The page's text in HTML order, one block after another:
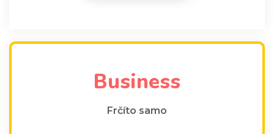
Business
Frčíto samo